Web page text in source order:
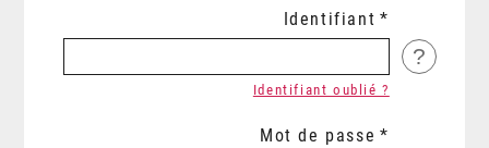
Identifiant
?
Identifiant oublié ?
Mot de passe